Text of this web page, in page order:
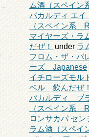
ム酒（スペイン
バカルディ エイ
（スペイン系
マイヤーズ・ラ
だぜ！
under ラ
フロム・ザ・バ
ーズ Japanese
イチローズモ
ベル 飲んだぜ！
バカルディ ブ
（スペイン系
ロンサカパ セ
ラム酒（スペイ